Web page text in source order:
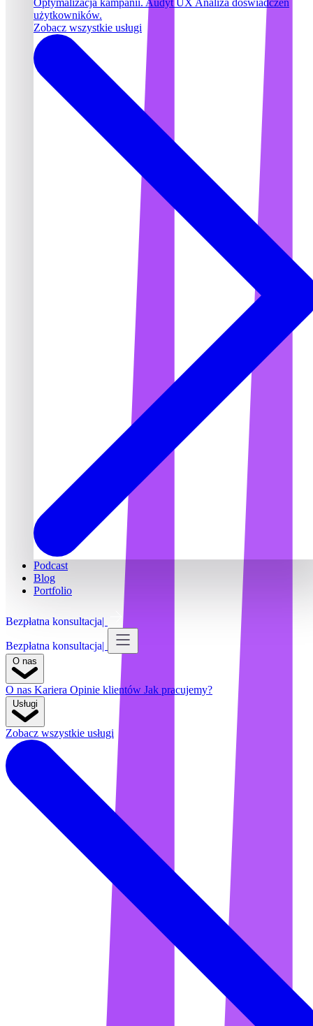
użytkowników.
Zobacz wszystkie usługi
Podcast
Blog
Portfolio
Bezpłatna konsultacja
Bezpłatna konsultacja
O nas Kariera Opinie klientów Jak pracujemy?
Zobacz wszystkie usługi